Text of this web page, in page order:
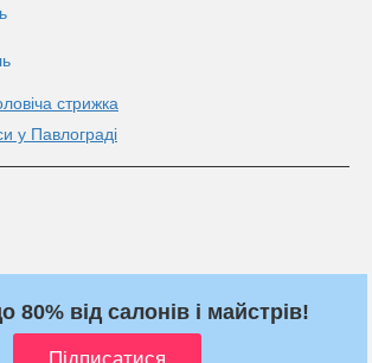
стрижка
у Павлограді
80% від салонів і майстрів!